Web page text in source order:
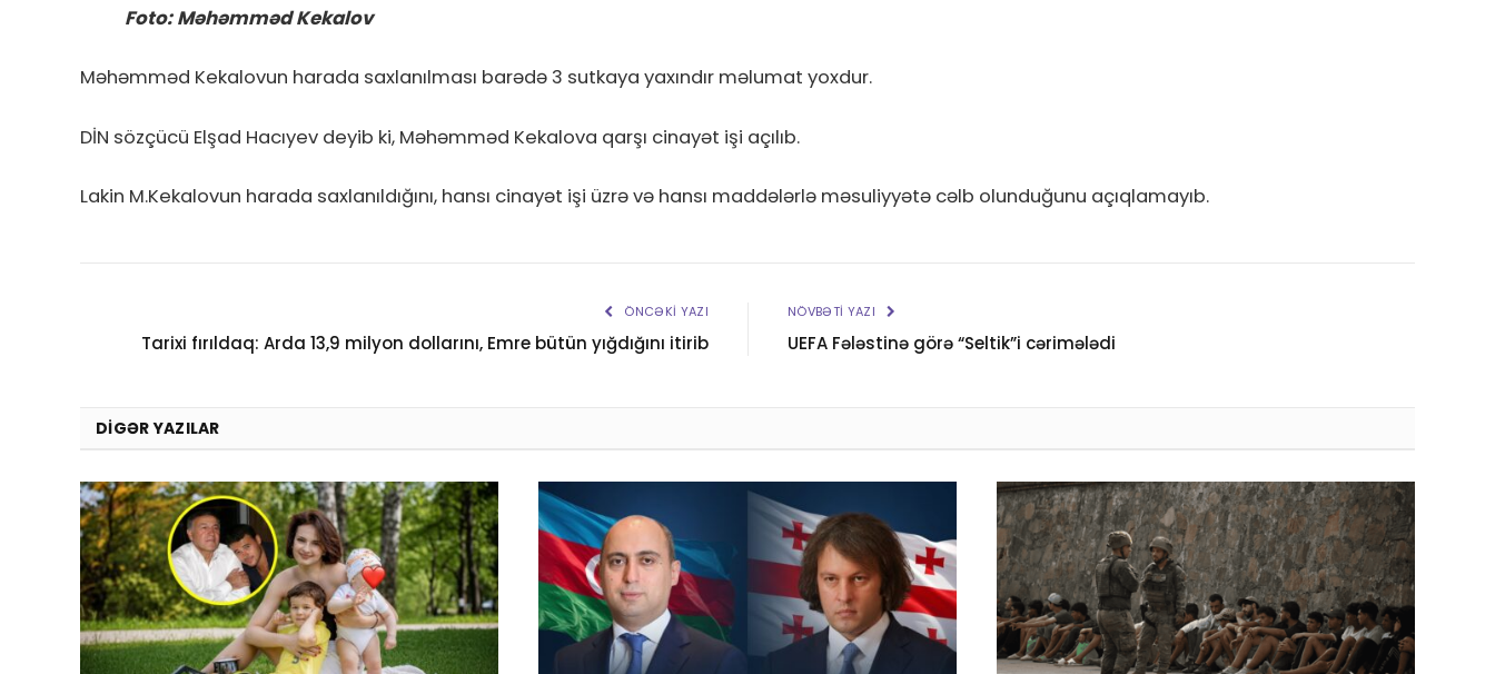
Foto: Məhəmməd Kekalov
Məhəmməd Kekalovun harada saxlanılması barədə 3 sutkaya yaxındır məlumat yoxdur.
DİN sözçücü Elşad Hacıyev deyib ki, Məhəmməd Kekalova qarşı cinayət işi açılıb.
Lakin M.Kekalovun harada saxlanıldığını, hansı cinayət işi üzrə və hansı maddələrlə məsuliyyətə cəlb olunduğunu açıqlamayıb.
ÖNCƏKI YAZI
Tarixi fırıldaq: Arda 13,9 milyon dollarını, Emre bütün yığdığını itirib
NÖVBƏTI YAZI
UEFA Fələstinə görə “Seltik”i cərimələdi
DIGƏR YAZILAR